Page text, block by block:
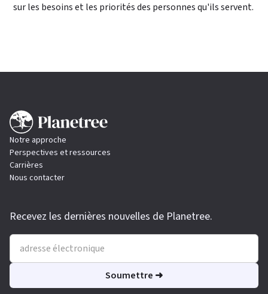
sur les besoins et les priorités des personnes qu'ils servent.
Notre approche
Perspectives et ressources
Carrières
Nous contacter
Recevez les dernières nouvelles de Planetree.